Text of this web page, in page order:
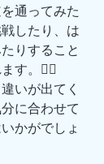
通ってみた
したり、は
りすること
す。🙆‍♂️
いが出てく
に合わせて
かがでしょ